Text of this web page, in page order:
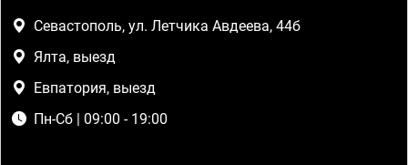
Севастополь, ул. Летчика Авдеева, 44б
Ялта, выезд
Евпатория, выезд
Пн-Сб | 09:00 - 19:00